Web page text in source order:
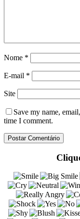
Nome *
E-mail *
Site
Save my name,
time I comment.